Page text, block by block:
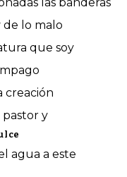
de lo malo
que soy
creación
y
agua a este